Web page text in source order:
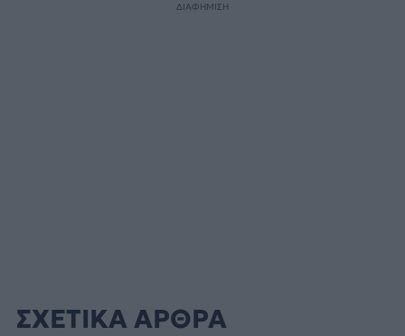
ΔΙΑΦΗΜΙΣΗ
ΣΧΕΤΙΚΑ ΑΡΘΡΑ